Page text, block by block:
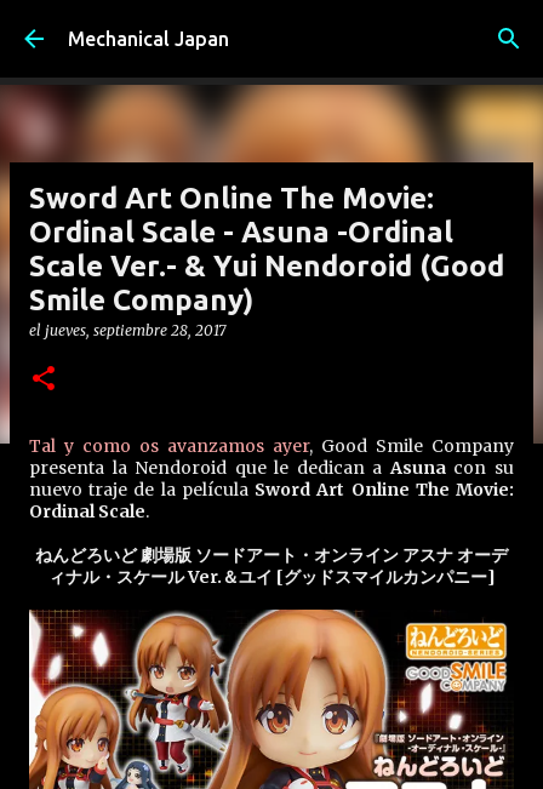
Ir al contenido principal
Mechanical Japan
Sword Art Online The Movie:
Ordinal Scale - Asuna -Ordinal
Scale Ver.- & Yui Nendoroid (Good
Smile Company)
el jueves, septiembre 28, 2017
Tal y como os avanzamos ayer, Good Smile Company
presenta la Nendoroid que le dedican aAsunacon su
nuevo traje de la película Sword Art Online The Movie:
Ordinal Scale.
ねんどろいど 劇場版 ソードアート・オンライン アスナ オーデ
ィナル・スケール Ver.＆ユイ [グッドスマイルカンパニー]